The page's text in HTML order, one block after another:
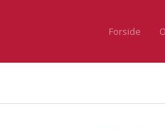
Forside